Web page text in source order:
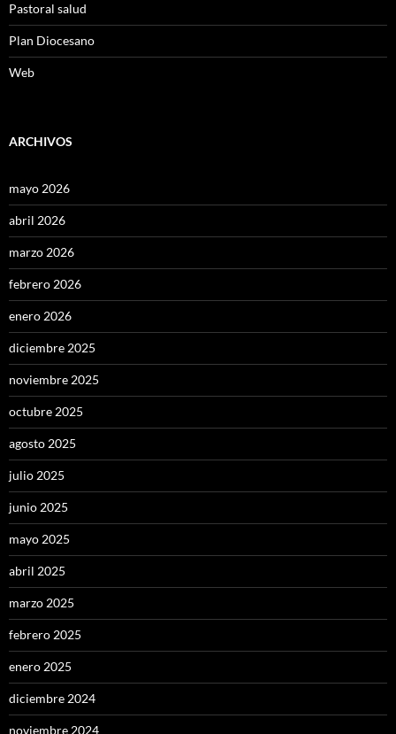
Pastoral salud
Plan Diocesano
Web
ARCHIVOS
mayo 2026
abril 2026
marzo 2026
febrero 2026
enero 2026
diciembre 2025
noviembre 2025
octubre 2025
agosto 2025
julio 2025
junio 2025
mayo 2025
abril 2025
marzo 2025
febrero 2025
enero 2025
diciembre 2024
noviembre 2024